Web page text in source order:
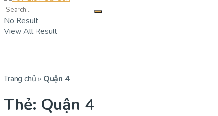
No Result
View All Result
Trang chủ » Quận 4
Thẻ: Quận 4